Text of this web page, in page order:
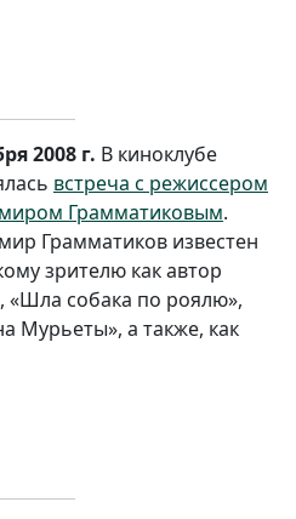
2008 г. В киноклубе
встреча с режиссером
Грамматиковым.
Грамматиков известен
зрителю как автор
«Шла собака по роялю»,
Мурьеты», а также, как